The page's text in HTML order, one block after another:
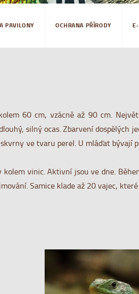
PAVILONY OCHRANA PŘÍRODY
60 cm, vzácně až 90 cm.
silný ocas. Zbarvení dospělých
ve tvaru perel. U mláďat
vinic. Aktivní jsou ve dne.
Samice klade až 20 vajec,